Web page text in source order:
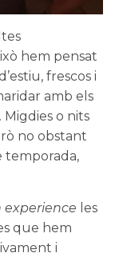
hem pensat
frescos i
amb els
. Migdies o nits
no obstant
temporada,
experience les
que hem
i